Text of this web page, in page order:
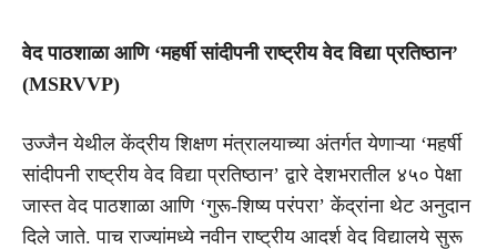
वेद पाठशाळा आणि ‘महर्षी सांदीपनी राष्ट्रीय वेद विद्या प्रतिष्ठान’
(MSRVVP)
उज्जैन येथील केंद्रीय शिक्षण मंत्रालयाच्या अंतर्गत येणाऱ्या ‘महर्षी
सांदीपनी राष्ट्रीय वेद विद्या प्रतिष्ठान’ द्वारे देशभरातील ४५० पेक्षा
जास्त वेद पाठशाळा आणि ‘गुरू-शिष्य परंपरा’ केंद्रांना थेट अनुदान
दिले जाते. पाच राज्यांमध्ये नवीन राष्ट्रीय आदर्श वेद विद्यालये सुरू